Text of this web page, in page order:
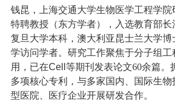
钱昆，上海交通大学生物医学工程学院
特聘教授（东方学者），入选教育部长
复旦大学本科，澳大利亚昆士兰大学博
学访问学者。研究工作聚焦于分子组工
用，已在Cell 等期刊发表论文60余篇。
多项核心专利，与多家国内、国际生
型医院、医疗企业开展研发合作。